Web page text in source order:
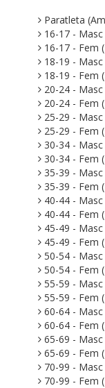
Paratleta
16-17 -
16-17 - Fem
18-19 -
18-19 - Fem
20-24 -
20-24 - Fem
25-29 -
25-29 - Fem
30-34 -
30-34 - Fem
35-39 -
35-39 - Fem
40-44 -
40-44 - Fem
45-49 -
45-49 - Fem
50-54 -
50-54 - Fem
55-59 -
55-59 - Fem
60-64 -
60-64 - Fem
65-69 -
65-69 - Fem
70-99 -
70-99 - Fem